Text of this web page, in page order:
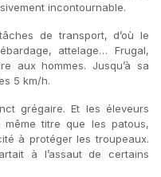
incontournable.
de transport, d’où le
attelage… Frugal,
aux hommes. Jusqu’à sa
5 km/h.
grégaire. Et les éleveurs
même titre que les patous,
à protéger les troupeaux.
à l’assaut de certains